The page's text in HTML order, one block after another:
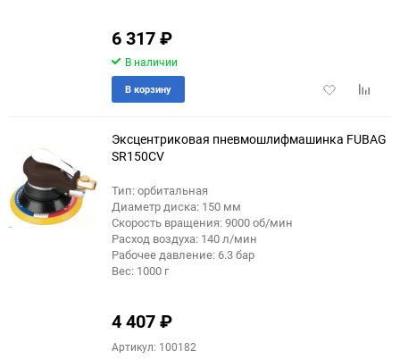
6 317₽
В наличии
Добавить
В корзину
Эксцентриковая пневмошлифмашинка FUBAG
SR150CV
Тип: орбитальная
Диаметр диска: 150 мм
Скорость вращения: 9000 об/мин
Расход воздуха: 140 л/мин
Рабочее давление: 6.3 бар
Вес: 1000 г
4 407₽
Артикул: 100182